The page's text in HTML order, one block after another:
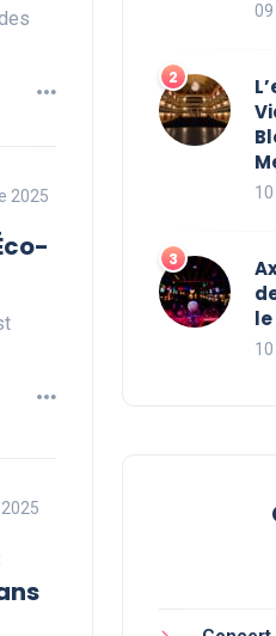
2025